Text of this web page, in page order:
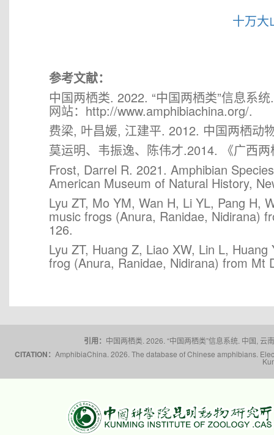
十万大
参考文献：
中国两栖类. 2022. “中国两栖类”信息系
网站：http://www.amphibiachina.org/.
费梁, 叶昌媛, 江建平. 2012. 中国两栖动
莫运明、韦振逸、陈伟才.2014. 《广西
Frost, Darrel R. 2021. Amphibian
American Museum of Natural History,
Lyu ZT, Mo YM, Wan H, Li YL, Pang H,
music frogs (Anura, Ranidae, Nidirana)
126.
Lyu ZT, Huang Z, Liao XW, Lin L,
frog (Anura, Ranidae, Nidirana) from Mt
引用： 中国两栖类. 2026. “中国两栖类”信息系统. 中国,
CITATION： AmphibiaChina. 2026. The database of Chinese amphibians.